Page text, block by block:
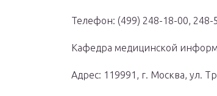
Телефон: (499) 248-18-00,
Кафедра медицинской
Адрес: 119991, г. Москва, ул.